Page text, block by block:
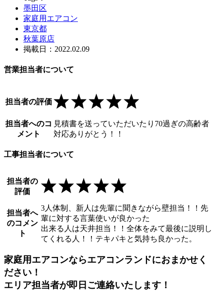
墨田区
家庭用エアコン
東京都
秋葉原店
掲載日：2022.02.09
営業担当者について
担当者の評価
担当者へのコ
メント
見積書を送っていただいたり70過ぎの高齢者
対応ありがとう！！
工事担当者について
担当者の
評価
担当者へ
のコメン
ト
3人体制、新人は先輩に聞きながら壁担当！！先
輩に対する言葉使いが良かった
出来る人は天井担当！！全体をみて最後に説明し
てくれる人！！テキパキと気持ち良かった。
家庭用エアコンならエアコンランドにおまかせく
ださい！
エリア担当者が即日ご連絡いたします！